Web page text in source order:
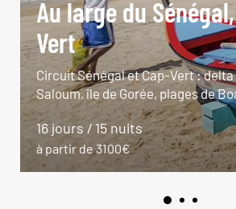
Au large du
Vert
Circuit Sénégal et Cap-Vert :
Saloum, île de Gorée, plages de
16 jours / 15 nuits
à partir de 3100€